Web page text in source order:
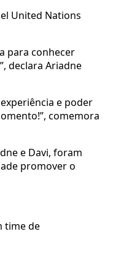
United Nations
para conhecer
declara Ariadne
e poder
comemora
e Davi, foram
promover o
time de